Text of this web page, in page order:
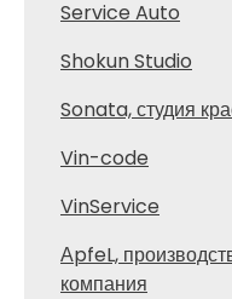
Service Auto
Shokun Studio
Sonata, студия
Vin-code
VinService
АpfeL,
компания